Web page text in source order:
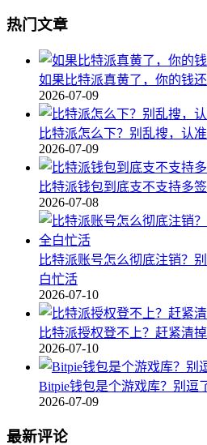
热门文章
如果比特派真黄了，你的钱还
2026-07-09
比特派怎么下？别乱搜，认
2026-07-09
比特派钱包到底支不支持多
2026-07-08
比特派账号怎么彻底注销？
白忙活
2026-07-10
比特派授权登不上？赶紧清
2026-07-10
Bitpie钱包是个游戏库？别逗
2026-07-09
最新评论